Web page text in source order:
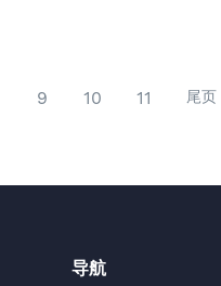
9 10 11 尾页
导航